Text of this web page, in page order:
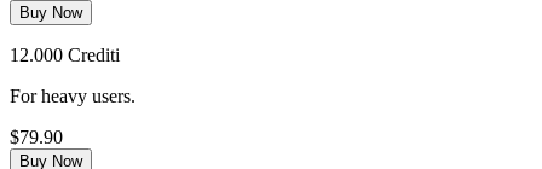
Buy Now
12.000 Crediti
For heavy users.
$79.90
Buy Now